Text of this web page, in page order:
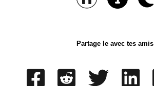
Partage le avec tes amis